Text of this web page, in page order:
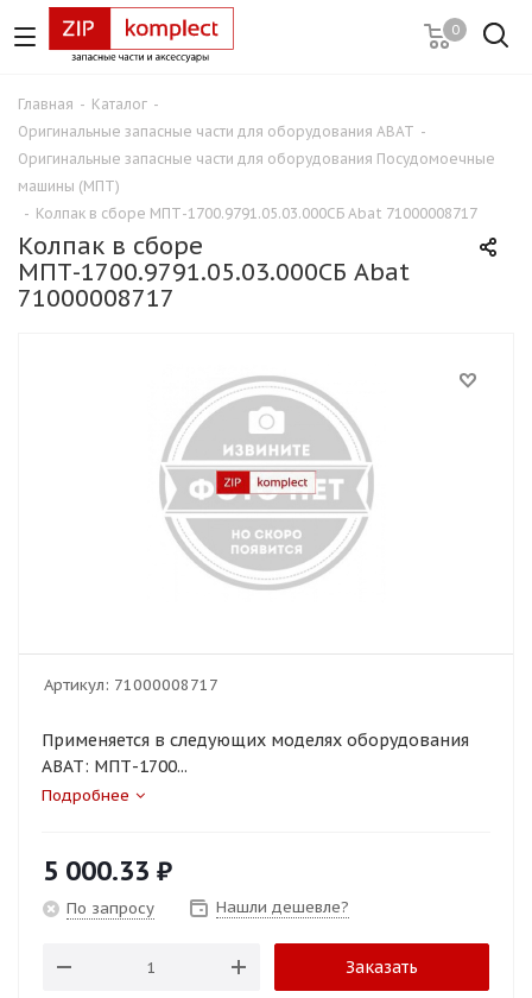
0
Главная - Каталог -
Оригинальные запасные части для оборудования ABAT -
Оригинальные запасные части для оборудования Посудомоечные
машины (МПТ)
- Колпак в сборе МПТ-1700.9791.05.03.000СБ Abat 71000008717
Колпак в сборе
МПТ-1700.9791.05.03.000СБ Abat
71000008717
Артикул: 71000008717
Применяется в следующих моделях оборудования
ABAT: МПТ-1700...
Подробнее
5 000.33 ₽
По запросу Нашли дешевле?
Заказать